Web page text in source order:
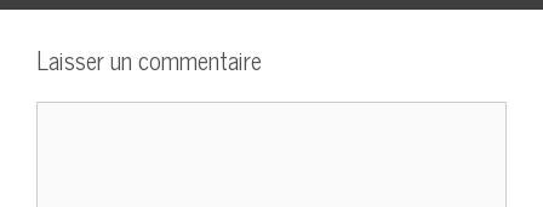
Laisser un commentaire
Commentaire